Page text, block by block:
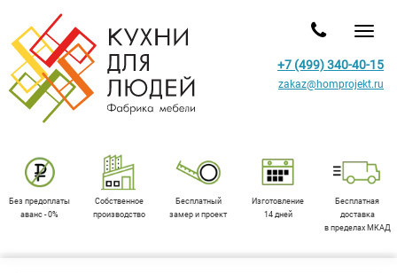
Без предоплаты
аванс - 0%
Собственное
производство
Бесплатный
замер и проект
Изготовление
14 дней
Бесплатная
доставка
в пределах МКАД
+7 (499) 340-40-15
zakaz@homprojekt.ru